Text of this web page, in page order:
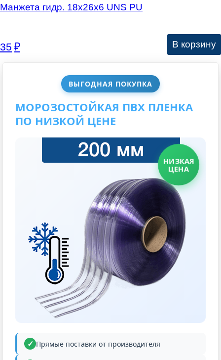
ВЫГОДНАЯ ПОКУПКА
МОРОЗОСТОЙКАЯ ПВХ ПЛЕНКА
ПО НИЗКОЙ ЦЕНЕ
НИЗКАЯ
ЦЕНА
Прямые поставки от производителя
Манжета гидр. 18х26х6 UNS PU
35 ₽ В корзину